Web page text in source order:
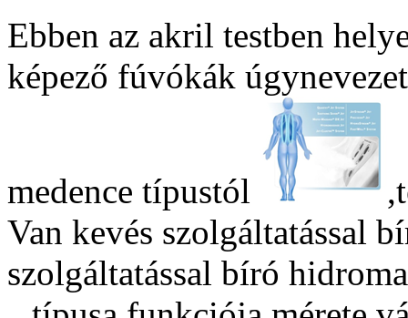
Ebben az akril testben
képező fúvókák
medence típustól
Van kevés szolgáltatással
szolgáltatással bíró